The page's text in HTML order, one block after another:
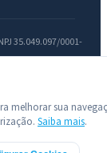
35.049.097/0001-
melhorar sua
Saiba mais.